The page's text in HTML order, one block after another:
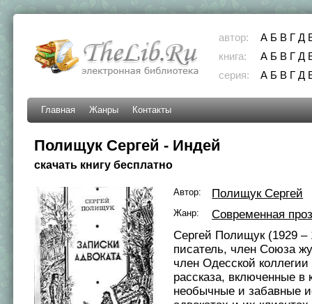
автор: А Б В Г Д
книга:
А Б В Г Д
серия:
А Б В Г Д
Главная Жанры Контакты
Полищук Сергей - Индей
скачать книгу бесплатно
Автор: Полищук Сергей
Жанр:
Современная
Сергей Полищук (1929 –
писатель, член Союза
член Одесской коллегии
рассказа, включенные в
необычные и забавные